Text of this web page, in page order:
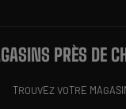
PRÈS DE
TROUVEZ VOTRE